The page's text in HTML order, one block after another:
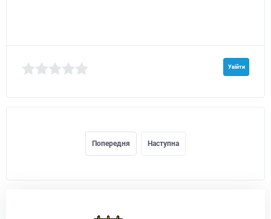
Увійти
Попередня Наступна